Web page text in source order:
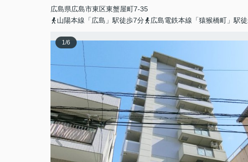
広島県広島市東区東蟹屋町7-35
山陽本線「広島」駅徒歩7分
広島電鉄本線「猿猴橋町」駅
1/6